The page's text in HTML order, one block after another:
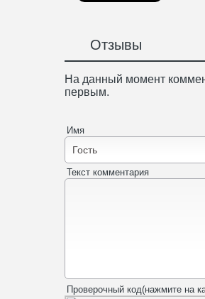
Отзывы
На данный момент
первым.
Имя
Текст комментария
Проверочный код(нажмите на